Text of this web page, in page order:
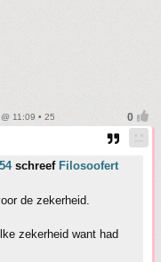
11:09 • 25
schreef Filosoofert
de zekerheid.
zekerheid want had